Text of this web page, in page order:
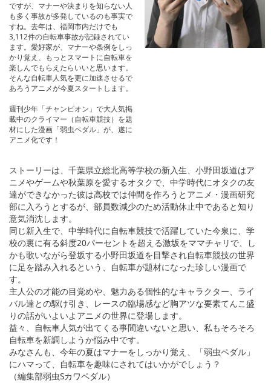
ですが、マナーや決まりを知らない人
も多く事故が多発しているのも事実で
すね。去年は、福岡市内だけでも
3,112件の自転車事故が記録されてい
ます。愛好家が、マナーや条例をしっ
かり覚え、もっとスマートに自転車を
楽しんでもらえたらいいと思います。
そんな自転車人気を更に加速させるで
あろうアニメが今夏スタートします。
週刊少年「チャンピオン」で大人気掲
載中のクライマー（自転車競技）を題
材にした漫画「弱虫ペダル」が、遂に
アニメ化です！
ストーリーは、千葉県立総北高等学校の新入生、小野田坂道はア
ニメやゲームや秋葉原を愛するオタクで、中学時代にオタクの友
達ができなかった彼は高校では仲間を作ろうとアニメ・漫画研究
部に入ろうとするが、部員数減少のため活動休止中であると知り
意気消沈します。
同じ新入生で、中学時代に自転車競技で活躍していた今泉に、学
校の裏に有る斜度20パーセントを超える激坂をママチャリで、し
かも歌いながら登坂する小野田坂道を目撃され自転車競技の世界
に足を踏み入れるという、自転車が題材になった珍しい漫画で
す。
主人公の才能の目覚めや、魅力ある個性的なキャラクター、ライ
バル達との駆け引き、レースの臨場感など胸アツな要素てんこ盛
りの話がいよいよアニメの世界に登場します。
益々、自転車人気が出てくる事間違いないと思い、私もそろそろ
自転車を新調しようか悩み中です。
みなさんも、今年の夏はマナーをしっかり覚え、「弱虫ペダル」
にハマって、自転車を趣味にされてはいかがでしょう？
（編集部弱虫Sカワペダル）